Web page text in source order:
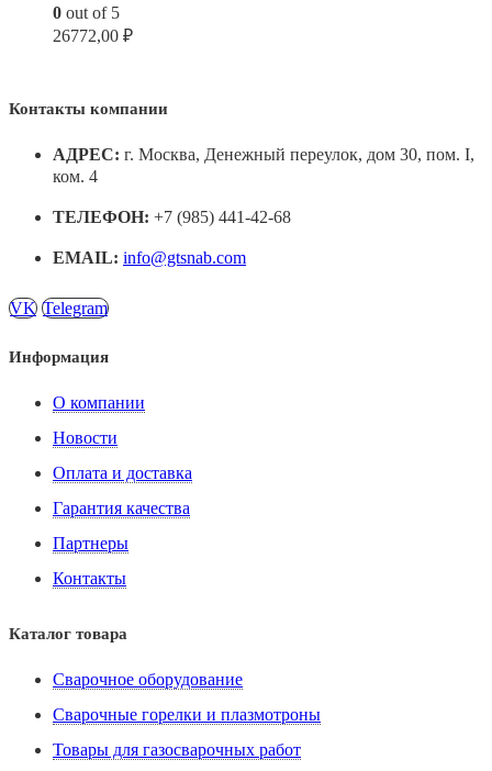
0 out of 5
26772,00 ₽
Контакты компании
АДРЕС: г. Москва, Денежный переулок, дом 30, пом. I,
ком. 4
ТЕЛЕФОН: +7 (985) 441-42-68
EMAIL: info@gtsnab.com
VK Telegram
Информация
О компании
Новости
Оплата и доставка
Гарантия качества
Партнеры
Контакты
Каталог товара
Сварочное оборудование
Сварочные горелки и плазмотроны
Товары для газосварочных работ